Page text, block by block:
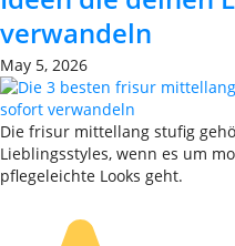
verwandeln
May 5, 2026
Die frisur mittellang stufig
Lieblingsstyles, wenn es um
pflegeleichte Looks geht.